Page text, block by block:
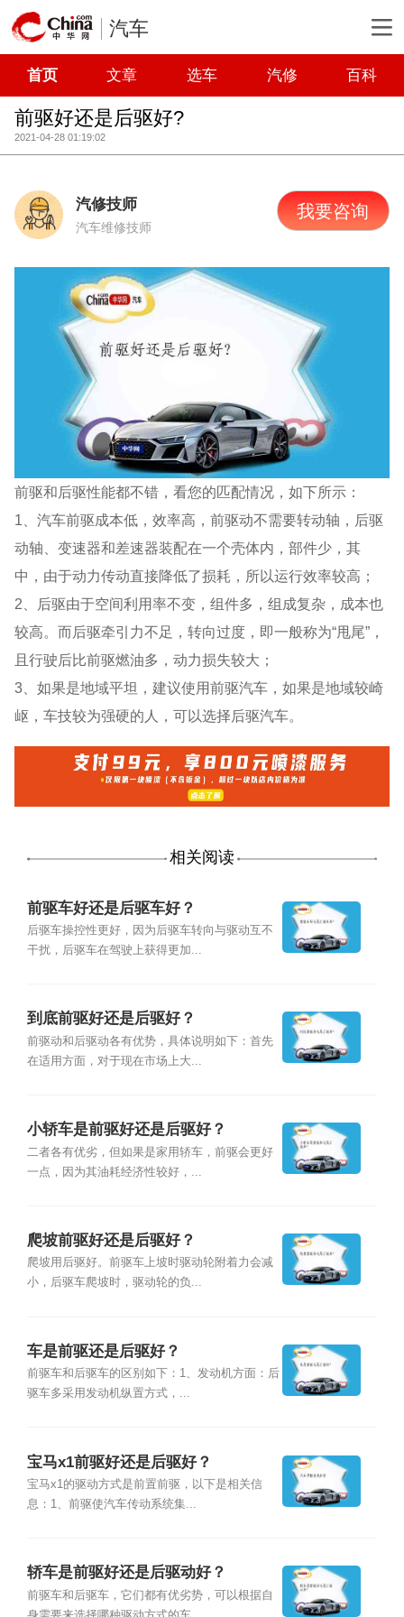
汽车
首页 文章 选车 汽修 百科
前驱好还是后驱好?
2021-04-28 01:19:02
汽修技师
汽车维修技师
我要咨询
前驱和后驱性能都不错，看您的匹配情况，如下所示：
1、汽车前驱成本低，效率高，前驱动不需要转动轴，后驱
动轴、变速器和差速器装配在一个壳体内，部件少，其
中，由于动力传动直接降低了损耗，所以运行效率较高；
2、后驱由于空间利用率不变，组件多，组成复杂，成本也
较高。而后驱牵引力不足，转向过度，即一般称为“甩尾”，
且行驶后比前驱燃油多，动力损失较大；
3、如果是地域平坦，建议使用前驱汽车，如果是地域较崎
岖，车技较为强硬的人，可以选择后驱汽车。
相关阅读
前驱车好还是后驱车好？
后驱车操控性更好，因为后驱车转向与驱动互不
干扰，后驱车在驾驶上获得更加...
到底前驱好还是后驱好？
前驱动和后驱动各有优势，具体说明如下：首先
在适用方面，对于现在市场上大...
小轿车是前驱好还是后驱好？
二者各有优劣，但如果是家用轿车，前驱会更好
一点，因为其油耗经济性较好，...
爬坡前驱好还是后驱好？
爬坡用后驱好。前驱车上坡时驱动轮附着力会减
小，后驱车爬坡时，驱动轮的负...
车是前驱还是后驱好？
前驱车和后驱车的区别如下：1、发动机方面：后
驱车多采用发动机纵置方式，...
宝马x1前驱好还是后驱好？
宝马x1的驱动方式是前置前驱，以下是相关信
息：1、前驱使汽车传动系统集...
轿车是前驱好还是后驱动好？
前驱车和后驱车，它们都有优劣势，可以根据自